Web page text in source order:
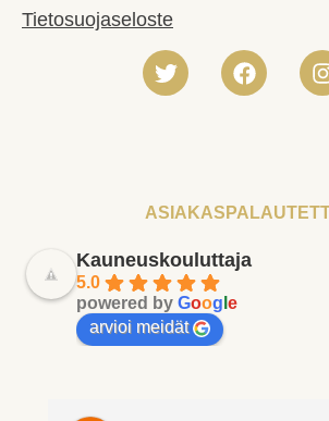
Tietosuojaseloste
Kauneuskouluttaja
5.0
powered by Goog e
arvioi meidät